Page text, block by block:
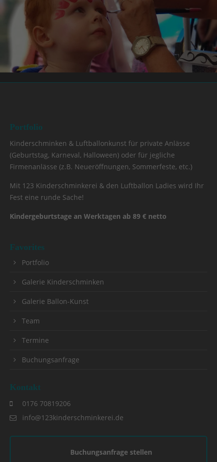
Portfolio
Kinderschminken & Luftballonkunst für private Anlässe
(Geburtstag, Karneval, Halloween) oder für jegliche
Firmenanlässe (z.B. Neueröffnungen, Sommerfeste, etc.)
Mit 123 Kinderschminkerei & den Luftballon Ladies wird Ihr
Fest eine runde Sache!
Kindergeburtstage an Werktagen ab 89 € netto
Favorites
Portfolio
Galerie Kinderschminken
Galerie Ballon-Kunst
Team
Termine
Buchungsanfrage
Kontakt
0176 70819206
info@123kinderschminkerei.de
Buchungsanfrage stellen